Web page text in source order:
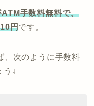
手数料無料で、
円です。
、次のように手数料
う↓